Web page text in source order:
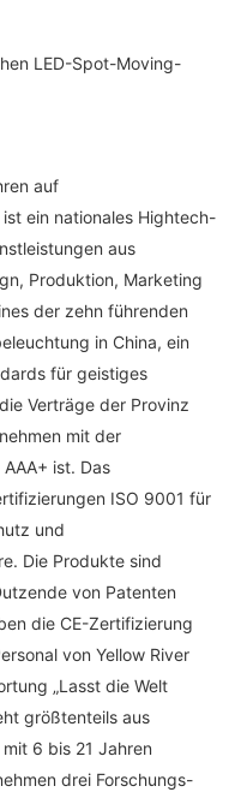
auf
ein nationales Hightech-
aus
Produktion, Marketing
der zehn führenden
in China, ein
für geistiges
Verträge der Provinz
mit der
ist. Das
ISO 9001 für
und
Die Produkte sind
von Patenten
die CE-Zertifizierung
von Yellow River
„Lasst die Welt
größtenteils aus
6 bis 21 Jahren
drei Forschungs-